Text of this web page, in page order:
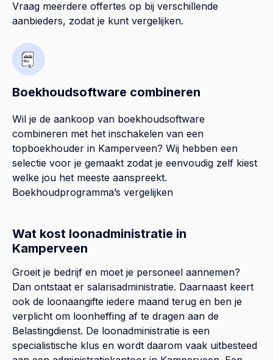
Vraag meerdere offertes op bij verschillende
aanbieders, zodat je kunt vergelijken.
Boekhoudsoftware combineren
Wil je de aankoop van boekhoudsoftware
combineren met het inschakelen van een
topboekhouder in Kamperveen? Wij hebben een
selectie voor je gemaakt zodat je eenvoudig zelf kiest
welke jou het meeste aanspreekt.
Boekhoudprogramma’s vergelijken
Wat kost loonadministratie in
Kamperveen
Groeit je bedrijf en moet je personeel aannemen?
Dan ontstaat er salarisadministratie. Daarnaast keert
ook de loonaangifte iedere maand terug en ben je
verplicht om loonheffing af te dragen aan de
Belastingdienst. De loonadministratie is een
specialistische klus en wordt daarom vaak uitbesteed